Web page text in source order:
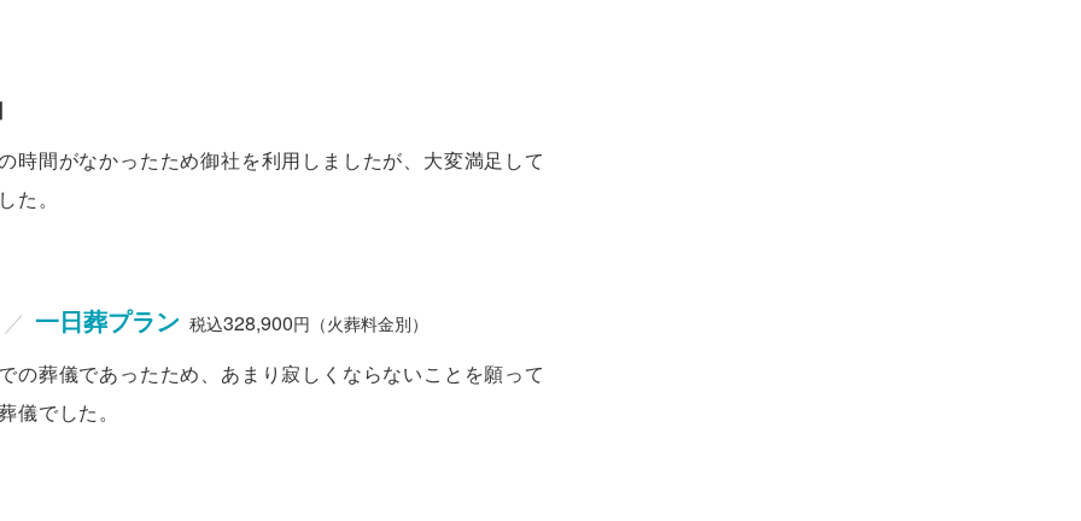
時間がなかったため御社を利用しましたが、大変満足して
た。
／ 一日葬プラン 税込328,900円（火葬料金別）
の葬儀であったため、あまり寂しくならないことを願って
儀でした。